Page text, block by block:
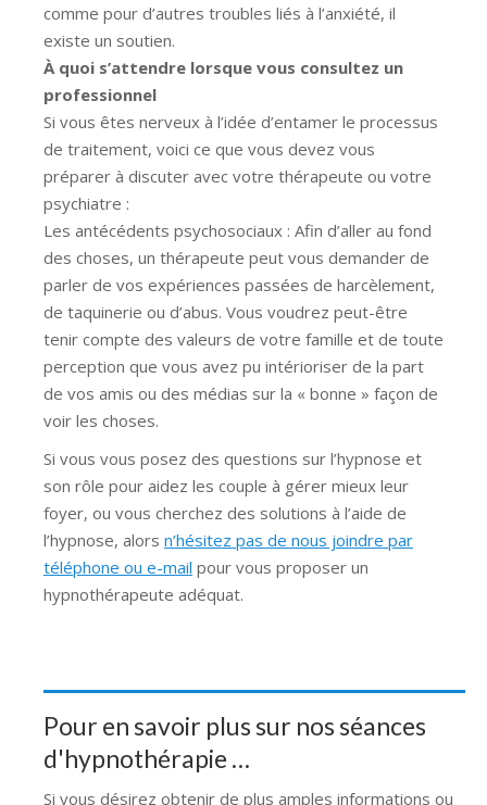
comme pour d’autres troubles liés à l’anxiété, il
existe un soutien.
À quoi s’attendre lorsque vous consultez un
professionnel
Si vous êtes nerveux à l’idée d’entamer le processus
de traitement, voici ce que vous devez vous
préparer à discuter avec votre thérapeute ou votre
psychiatre :
Les antécédents psychosociaux : Afin d’aller au fond
des choses, un thérapeute peut vous demander de
parler de vos expériences passées de harcèlement,
de taquinerie ou d’abus. Vous voudrez peut-être
tenir compte des valeurs de votre famille et de toute
perception que vous avez pu intérioriser de la part
de vos amis ou des médias sur la « bonne » façon de
voir les choses.
Si vous vous posez des questions sur l’hypnose et
son rôle pour aidez les couple à gérer mieux leur
foyer, ou vous cherchez des solutions à l’aide de
l’hypnose, alors n’hésitez pas de nous joindre par
téléphone ou e-mail pour vous proposer un
hypnothérapeute adéquat.
Pour en savoir plus sur nos séances
d'hypnothérapie …
Si vous désirez obtenir de plus amples informations ou